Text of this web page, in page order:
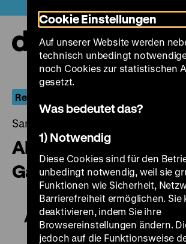
zum
Seiteninhalt
springen
Rekonstruktion: Filmland Rumänien IV
Samstag, 23. März 2019, 19.00 -
Al doilea joc - The
Game
Al doilea joc - The
Cookie Einstellungen
Auf unserer Website werden
technisch unbedingt
noch Cookies zur statistischen
gesetzt.
Was bedeutet das?
1) Notwendig
Diese Cookies sind für den
unbedingt notwendig, weil sie
Funktionen wie Sicherheit,
Barrierefreiheit ermöglichen. Sie
deaktivieren, indem Sie ihre
Browsereinstellungen ändern.
jedoch auf die Funktionsweise